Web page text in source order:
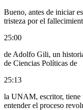
Bueno, antes de iniciar
tristeza por el
25:00
de Adolfo Gili, un
de Ciencias Políticas de
25:13
la UNAM, escritor, tiene
entender el proceso